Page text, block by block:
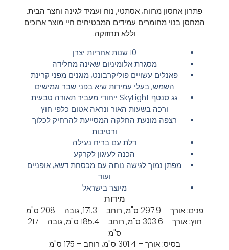
פתרון אחסון מרווח, אסתטי, נוח ועמיד לגינה וחצר הבית.
המחסן בנוי מחומרים עמידים המבטיחים חיי מוצר ארוכים
וללא תחזוקה.
10 שנות אחריות יצרן
מסגרת אלומיניום שאינה מחלידה
פאנלים עשויים פוליקרבונט, מוגנים מפני קרינת
השמש, בעלי עמידות שיא בפני שבר וגמישים
גג סנטף SkyLight ייחודי מעביר תאורה טבעית
ורכה בשעות האור ונראה אטום כלפי חוץ
רצפה מונעת החלקה המסייעת להרחיק לכלוך
ורטיבות
דלת עם בריח נעילה
הכנה לעיגון לקרקע
מפתן נמוך לגישה נוחה עם מכסחת דשא, אופניים
ועוד
מיוצר בישראל
מידות
פנים:אורך – 297.9 ס"מ, רוחב – 171.3,
גובה – 208 ס"מ
חוץ:אורך – 303.6 ס"מ, רוחב – 185.4 ס"מ,
גובה – 217
ס"מ
בסיס:אורך – 301.4 ס"מ, רוחב – 175 ס"מ